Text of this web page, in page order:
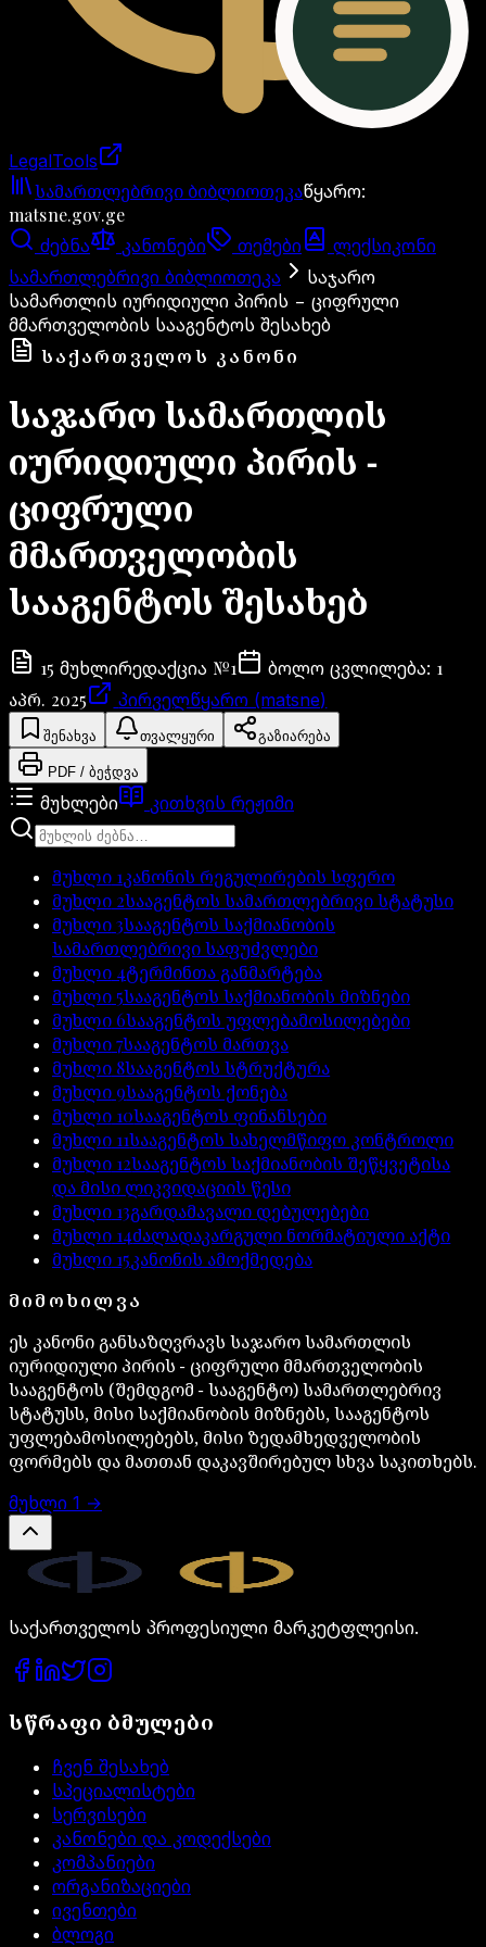
LegalTools
ანგარიში იტვირთება
სამართლებრივი ბიბლიოთეკაწყარო:
matsne.gov.ge
ძებნა კანონები თემები
ლექსიკონი
სამართლებრივი ბიბლიოთეკა
საჯარო
სამართლის იურიდიული პირის − ციფრული
მმართველობის სააგენტოს შესახებ
ᲡᲐᲥᲐᲠᲗᲕᲔᲚᲝᲡ ᲙᲐᲜᲝᲜᲘ
საჯარო სამართლის
იურიდიული პირის −
ციფრული
მმართველობის
სააგენტოს შესახებ
15 მუხლირედაქცია №1 ბოლო ცვლილება: 1
აპრ. 2025
პირველწყარო (matsne)
შენახვა თვალყური გაზიარება
PDF / ბეჭდვა
მუხლები კითხვის რეჟიმი
მუხლი 1კანონის რეგულირების სფერო
მუხლი 2სააგენტოს სამართლებრივი სტატუსი
მუხლი3სააგენტოს საქმიანობის
სამართლებრივი საფუძვლები
მუხლი 4ტერმინთა განმარტება
მუხლი 5სააგენტოს საქმიანობის მიზნები
მუხლი 6სააგენტოს უფლებამოსილებები
მუხლი7სააგენტოს მართვა
მუხლი 8სააგენტოს სტრუქტურა
მუხლი 9სააგენტოს ქონება
მუხლი 10სააგენტოს ფინანსები
მუხლი 11სააგენტოს სახელმწიფო კონტროლი
მუხლი 12სააგენტოს საქმიანობის შეწყვეტისა
და მისი ლიკვიდაციის წესი
მუხლი 13გარდამავალი დებულებები
მუხლი 14ძალადაკარგული ნორმატიული აქტი
მუხლი 15კანონის ამოქმედება
ᲛᲘᲛᲝᲮᲘᲚᲕᲐ
ეს კანონი განსაზღვრავს საჯარო სამართლის
იურიდიული პირის − ციფრული მმართველობის
სააგენტოს (შემდგომ − სააგენტო) სამართლებრივ
სტატუსს, მისი საქმიანობის მიზნებს, სააგენტოს
უფლებამოსილებებს, მისი ზედამხედველობის
ფორმებს და მათთან დაკავშირებულ სხვა საკითხებს.
მუხლი 1 →
საქართველოს პროფესიული მარკეტფლეისი.
სწრაფი ბმულები
ჩვენ შესახებ
სპეციალისტები
სერვისები
კანონები და კოდექსები
კომპანიები
ორგანიზაციები
ივენთები
ბლოგი